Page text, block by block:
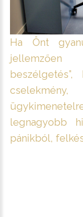
Ha Önt
legnagyobb
pánikból,